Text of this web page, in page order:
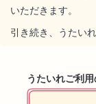
いただきます。
引き続き、うたい
うたいれご利